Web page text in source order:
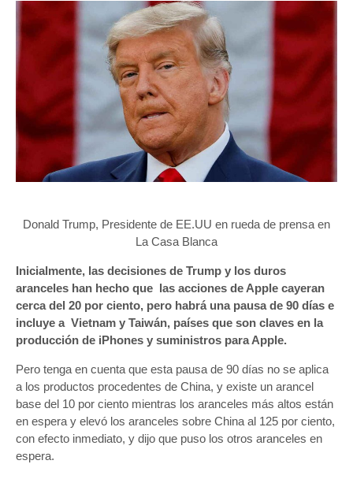
Donald Trump, Presidente de EE.UU en rueda de prensa en
La Casa Blanca
Inicialmente, las decisiones de Trump y los duros
aranceles han hecho que las acciones de Apple cayeran
cerca del 20 por ciento, pero habrá una pausa de 90 días e
incluye a Vietnam y Taiwán, países que son claves en la
producción de iPhones y suministros para Apple.
Pero tenga en cuenta que esta pausa de 90 días no se aplica
a los productos procedentes de China, y existe un arancel
base del 10 por ciento mientras los aranceles más altos están
en espera y elevó los aranceles sobre China al 125 por ciento,
con efecto inmediato, y dijo que puso los otros aranceles en
espera.